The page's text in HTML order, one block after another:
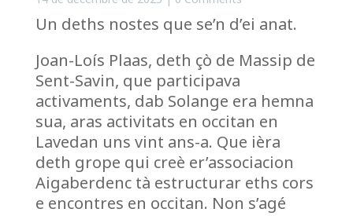
Un deths nostes que se’n d’ei anat.
Joan-Loís Plaas, deth çò de Massip de
Sent-Savin, que participava
activaments, dab Solange era hemna
sua, aras activitats en occitan en
Lavedan uns vint ans-a. Que ièra
deth grope qui creè er’associacion
Aigaberdenc tà estructurar eths cors
e encontres en occitan. Non s’agé